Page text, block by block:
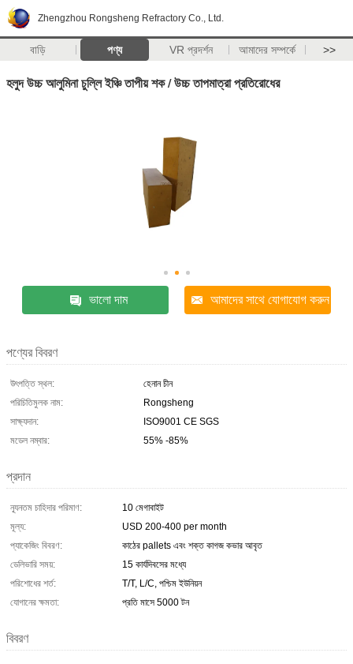
Zhengzhou Rongsheng Refractory Co., Ltd.
বাড়ি পণ্য VR প্রদর্শন আমাদের সম্পর্কে >>
হলুদ উচ্চ আলুমিনা চুল্লি ইঞ্চি তাপীয় শক / উচ্চ তাপমাত্রা প্রতিরোধের
ভালো দাম আমাদের সাথে যোগাযোগ করুন
পণ্যের বিবরণ
উৎপত্তি স্থল:
হেনান চীন
পরিচিতিমুলক নাম:
Rongsheng
সাক্ষ্যদান:
ISO9001 CE SGS
মডেল নম্বার:
55% -85%
প্রদান
ন্যূনতম চাহিদার পরিমাণ:
10 মেগাবাইট
মূল্য:
USD 200-400 per month
প্যাকেজিং বিবরণ:
কাঠের pallets এবং শক্ত কাগজ কভার আবৃত
ডেলিভারি সময়:
15 কার্যদিবসের মধ্যে
পরিশোধের শর্ত:
T/T, L/C, পশ্চিম ইউনিয়ন
যোগানের ক্ষমতা:
প্রতি মাসে 5000 টন
বিবরণ